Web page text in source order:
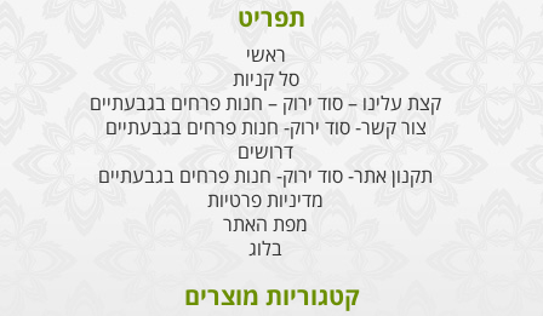
תפריט
ראשי
סל קניות
קצת עלינו – סוד ירוק – חנות פרחים בגבעתיים
צור קשר- סוד ירוק- חנות פרחים בגבעתיים
דרושים
תקנון אתר- סוד ירוק- חנות פרחים בגבעתיים
מדיניות פרטיות
מפת האתר
בלוג
קטגוריות מוצרים